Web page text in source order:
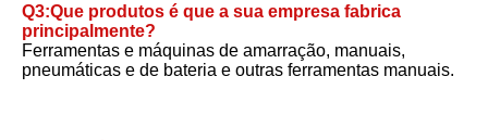
Q3:Que produtos é que a sua empresa fabrica
principalmente?
Ferramentas e máquinas de amarração, manuais,
pneumáticas e de bateria e outras ferramentas manuais.